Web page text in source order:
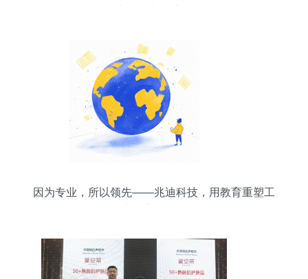
因为专业，所以领先——兆迪科技，用教育重塑工